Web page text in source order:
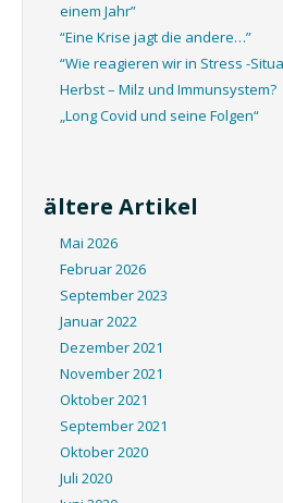
einem Jahr”
“Eine Krise jagt die andere…”
“Wie reagieren wir in Stress -
Herbst – Milz und Immunsystem?
„Long Covid und seine Folgen“
ältere Artikel
Mai 2026
Februar 2026
September 2023
Januar 2022
Dezember 2021
November 2021
Oktober 2021
September 2021
Oktober 2020
Juli 2020